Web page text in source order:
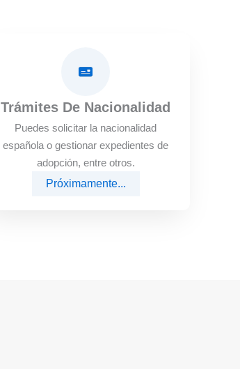
Trámites De Nacionalidad
Puedes solicitar la nacionalidad
española o gestionar expedientes de
adopción, entre otros.
Próximamente...